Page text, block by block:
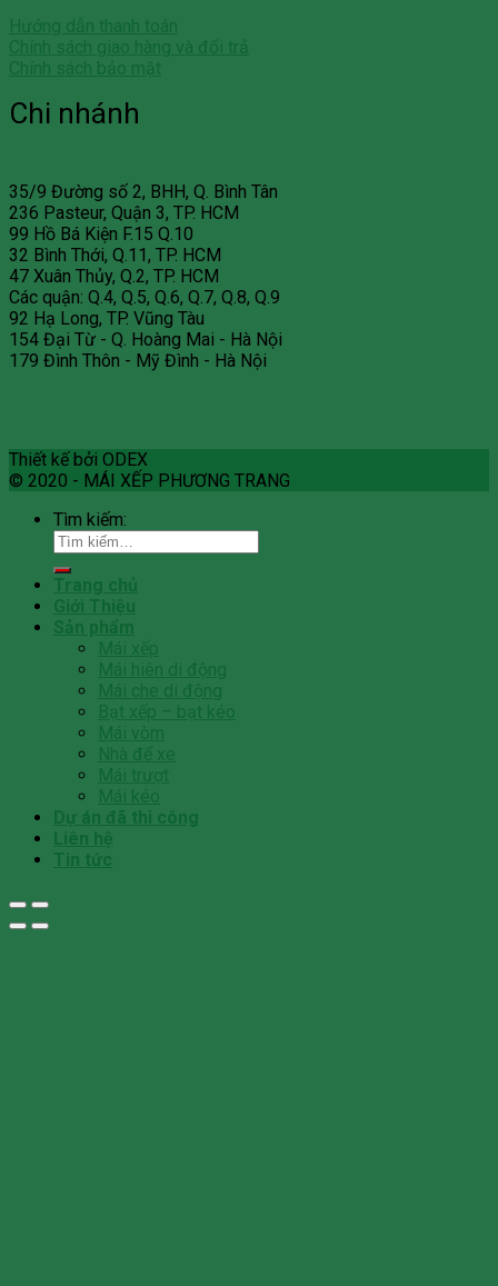
Hướng dẫn thanh toán
Chính sách giao hàng và đổi trả
Chính sách bảo mật
Chi nhánh
35/9 Đường số 2, BHH, Q. Bình Tân
236 Pasteur, Quận 3, TP. HCM
99 Hồ Bá Kiện F.15 Q.10
32 Bình Thới, Q.11, TP. HCM
47 Xuân Thủy, Q.2, TP. HCM
Các quận: Q.4, Q.5, Q.6, Q.7, Q.8, Q.9
92 Hạ Long, TP. Vũng Tàu
154 Đại Từ - Q. Hoàng Mai - Hà Nội
179 Đình Thôn - Mỹ Đình - Hà Nội
Thiết kế bởi ODEX
© 2020 - MÁI XẾP PHƯƠNG TRANG
Tìm kiếm:
Trang chủ
Giới Thiệu
Sản phẩm
Mái xếp
Mái hiên di động
Mái che di động
Bạt xếp – bạt kéo
Mái vòm
Nhà để xe
Mái trượt
Mái kéo
Dự án đã thi công
Liên hệ
Tin tức